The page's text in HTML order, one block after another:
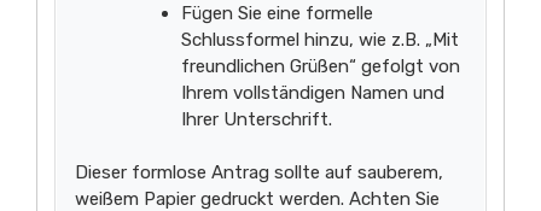
Fügen Sie eine formelle
Schlussformel hinzu, wie z.B. „Mit
freundlichen Grüßen“ gefolgt von
Ihrem vollständigen Namen und
Ihrer Unterschrift.
Dieser formlose Antrag sollte auf sauberem,
weißem Papier gedruckt werden. Achten Sie